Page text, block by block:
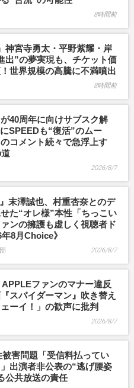
8時間前
神宮寺勇太・平野紫耀・岸
出”の夢実現も、チケット価
世界規模の高騰に不満噴出
8時間前
が40周年に向けサブスク解
SPEEDも“復活”のムー
コメント続々で急浮上す
2026/8/7
末澤誠也、村重杏奈とのデ
た“オレ様”本性「ちっこい
ンの擁護も虚しく視聴者ド
8月Choice》
2026/8/7
ファンのマナー違反
スパイダーマン』吹き替え
ーイ！」の歓声に批判
2026/8/7
害問題「受信料払ってい
出演者非公表の“逃げ腰姿
公共放送の責任